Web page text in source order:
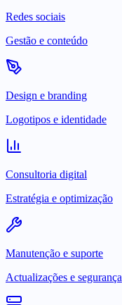
Redes sociais
Gestão e conteúdo
Design e branding
Logotipos e identidade
Consultoria digital
Estratégia e optimização
Manutenção e suporte
Actualizações e segurança